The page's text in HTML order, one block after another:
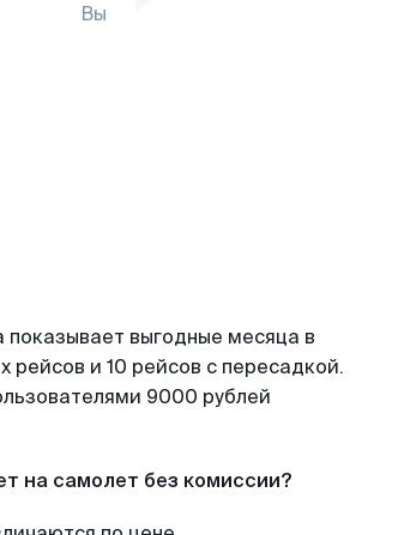
Вы
выгодные месяца в
и 10 рейсов с пересадкой.
9000 рублей
на самолет без комиссии?